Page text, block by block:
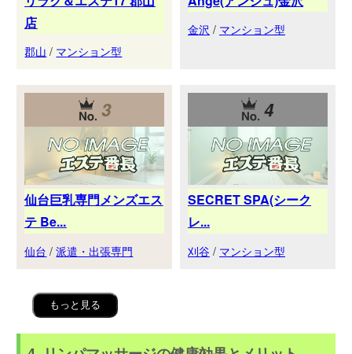
店
郡山 / マンション型
金沢 / マンション型
3
仙台巨乳専門メンズエス
テ Be...
仙台 /派遣・出張専門
4
SECRET SPA(シーク
レ...
刈谷 / マンション型
もっと見る